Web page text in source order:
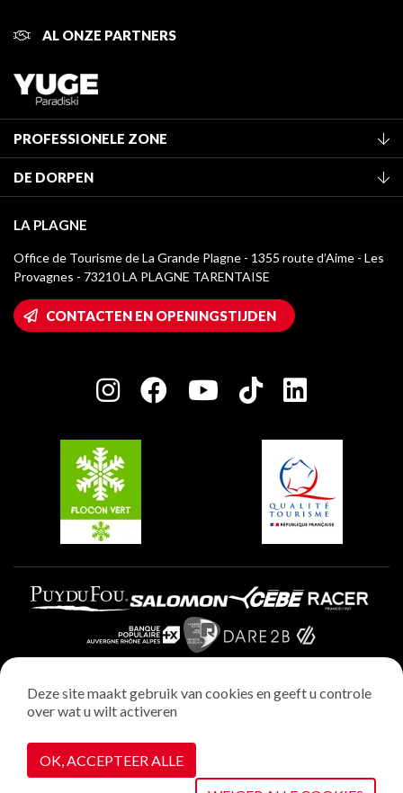
AL ONZE PARTNERS
PROFESSIONELE ZONE
Classificatie van de gemeubileerde accommodaties
Verblijfstaks
Mediatheek
La Plagne logo's
Wifi toegang
Huis van de eigenaar
Charter van toegewijde spelers
DE DORPEN
Champagny-en-Vanoise
Montchavin - Les Coches
Plagne 1800
Plagne Villages
Plagne Aime 2000
LA PLAGNE
Office de Tourisme de La Grande Plagne - 1355 route d’Aime - Les
Provagnes - 73210 LA PLAGNE TARENTAISE
CONTACTEN EN OPENINGSTIJDEN
Wettelijke vermeldingen
Privacybeleid
Realisatie : StudioJuillet
Cookiebeheer
Deze site maakt gebruik van cookies en geeft u controle
over wat u wilt activeren
OK, ACCEPTEER ALLE